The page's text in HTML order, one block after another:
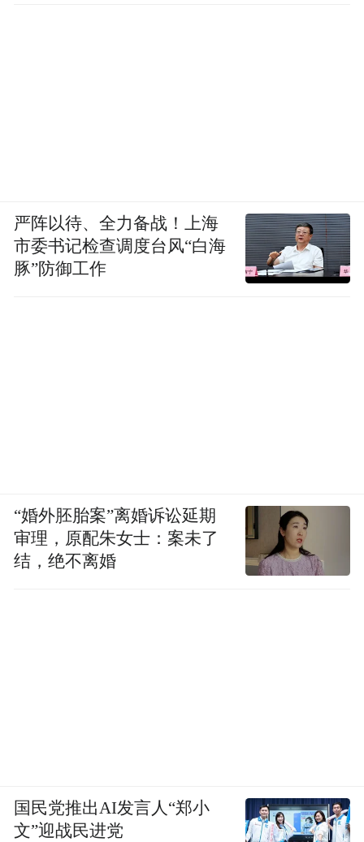
严阵以待、全力备战！上海
市委书记检查调度台风“白海
豚”防御工作
“婚外胚胎案”离婚诉讼延期
审理，原配朱女士：案未了
结，绝不离婚
国民党推出AI发言人“郑小
文”迎战民进党